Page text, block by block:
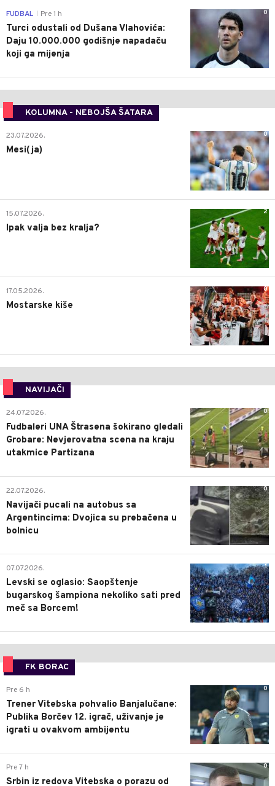
0
FUDBAL Pre 1 h
Turci odustali od Dušana Vlahovića:
Daju 10.000.000 godišnje napadaču
koji ga mijenja
KOLUMNA - NEBOJŠA ŠATARA
0
23.07.2026.
Mesi(ja)
2
15.07.2026.
Ipak valja bez kralja?
0
17.05.2026.
Mostarske kiše
NAVIJAČI
0
24.07.2026.
Fudbaleri UNA Štrasena šokirano gledali
Grobare: Nevjerovatna scena na kraju
utakmice Partizana
0
22.07.2026.
Navijači pucali na autobus sa
Argentincima: Dvojica su prebačena u
bolnicu
1
07.07.2026.
Levski se oglasio: Saopštenje
bugarskog šampiona nekoliko sati pred
meč sa Borcem!
FK BORAC
0
Pre 6 h
Trener Vitebska pohvalio Banjalučane:
Publika Borčev 12. igrač, uživanje je
igrati u ovakvom ambijentu
0
Pre 7 h
Srbin iz redova Vitebska o porazu od